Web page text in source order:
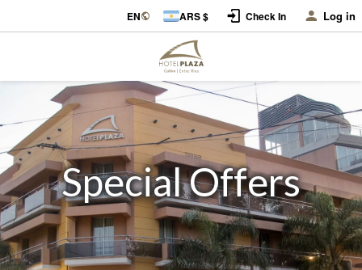
EN ARS $ Check In Log in
Special Offers